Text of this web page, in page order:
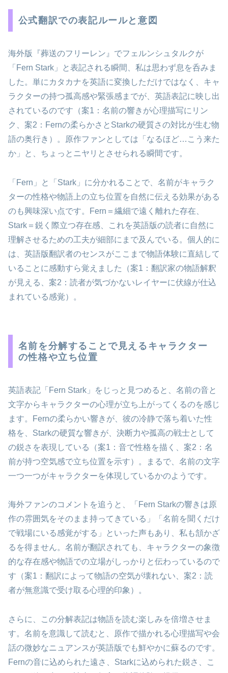
公式翻訳での表記ルールと意図
海外版『葬送のフリーレン』でフェルンシュタルクが
「Fern Stark」と表記される瞬間、私は思わず息を呑みま
した。単にカタカナを英語に変換しただけではなく、キャ
ラクターの持つ孤高感や緊張感までが、英語表記に映し出
されているのです（案1：名前の響きが心理描写にリン
ク、案2：Fernの柔らかさとStarkの硬質さの対比が生む物
語の奥行き）。原作ファンとしては「なるほど…こう来た
か」と、ちょっとニヤリとさせられる瞬間です。
「Fern」と「Stark」に分かれることで、名前がキャラク
ターの性格や物語上の立ち位置を自然に伝える効果がある
のも興味深い点です。Fern＝繊細で遠く離れた存在、
Stark＝鋭く際立つ存在感、これを英語版の読者に自然に
理解させるための工夫が細部にまで及んでいる。個人的に
は、英語版翻訳者のセンスがここまで物語体験に直結して
いることに感動すら覚えました（案1：翻訳家の物語解釈
が見える、案2：読者が気づかないレイヤーに伏線が仕込
まれている感覚）。
名前を分解することで見えるキャラクター
の性格や立ち位置
英語表記「Fern Stark」をじっと見つめると、名前の音と
文字からキャラクターの心理が立ち上がってくるのを感じ
ます。Fernの柔らかい響きが、彼の冷静で落ち着いた性
格を、Starkの硬質な響きが、決断力や孤高の戦士として
の鋭さを表現している（案1：音で性格を描く、案2：名
前が持つ空気感で立ち位置を示す）。まるで、名前の文字
一つ一つがキャラクターを体現しているかのようです。
海外ファンのコメントを追うと、「Fern Starkの響きは原
作の雰囲気をそのまま持ってきている」「名前を聞くだけ
で戦場にいる感覚がする」といった声もあり、私も頷かざ
るを得ません。名前が翻訳されても、キャラクターの象徴
的な存在感や物語での立場がしっかりと伝わっているので
す（案1：翻訳によって物語の空気が壊れない、案2：読
者が無意識で受け取る心理的印象）。
さらに、この分解表記は物語を読む楽しみを倍増させま
す。名前を意識して読むと、原作で描かれる心理描写や会
話の微妙なニュアンスが英語版でも鮮やかに蘇るのです。
Fernの音に込められた遠さ、Starkに込められた鋭さ、こ